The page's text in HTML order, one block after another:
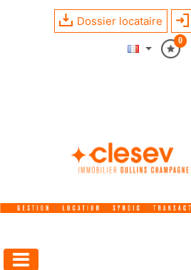
Dossier locataire
0